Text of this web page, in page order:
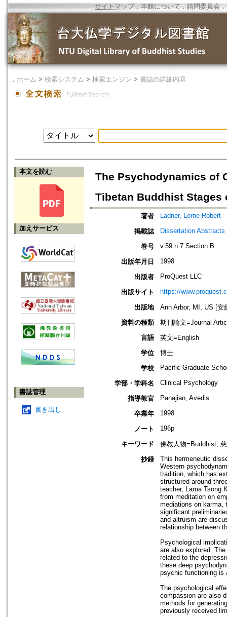
サイトマップ．本館について ． 諮問委員会 ．
． ホーム > 検索システム > 検索エンジン > 書誌の詳細内容
本文を読む
加えサービス
書誌管理
書き出し
The Psychodynamics of
Tibetan Buddhist Stages
著者 Ladner, Lorne Robert
掲載誌 Dissertation Abstracts
巻号 v.59 n.7 Section B
出版年月日 1998
出版者 ProQuest LLC
出版サイト https://
出版地
Ann Arbor, MI, US [安
資料の種類
期刊論文=Journal
言語
英文=English
学位
博士
学校
Pacific Graduate
学部・学科名 Clinical Psychology
指導教官 Panajian, Avedis
卒業年 1998
ノート 196p
キーワード
佛教人物=Buddhist;
抄録
This hermeneutic
Western
tradition, which has
structured around
teacher, Lama Tsong
from meditation on
mediations on karma,
significant
and altruism are
relationship between
Psychological
are also explored.
related to the
these deep
psychic functioning is
The psychological
compassion are also
methods for
previously received